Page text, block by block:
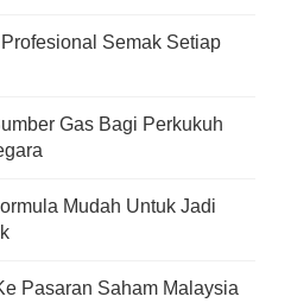
Semak Setiap
Gas Bagi Perkukuh
Mudah Untuk Jadi
Pasaran Saham Malaysia